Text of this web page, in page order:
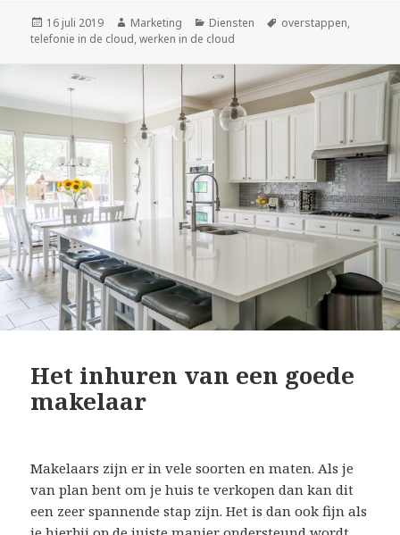
Geplaatst
op
16 juli 2019 Auteur
Marketing Categorieën
Diensten Tags
overstappen,
telefonie in de cloud,werken in de cloud
Het inhuren van een goede
makelaar
Makelaars zijn er in vele soorten en maten. Als je
van plan bent om je huis te verkopen dan kan dit
een zeer spannende stap zijn. Het is dan ook fijn als